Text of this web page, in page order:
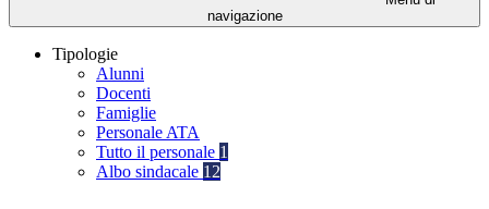
navigazione
Tipologie
Alunni
Docenti
Famiglie
Personale ATA
Tutto il personale 1
Albo sindacale 12